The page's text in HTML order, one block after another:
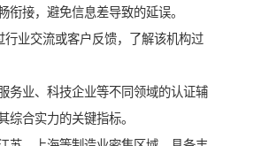
衔接，避免信息差导致的延误。
行业交流或客户反馈，了解该机构过
务业、科技企业等不同领域的认证辅
综合实力的关键指标。